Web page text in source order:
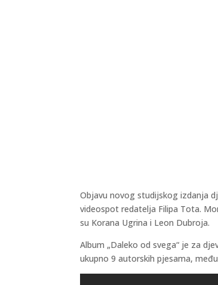
Objavu novog studijskog izdanja
videospot redatelja Filipa Tota.
su Korana Ugrina i Leon Dubroja.
Album „Daleko od svega“ je za
ukupno 9 autorskih pjesama,